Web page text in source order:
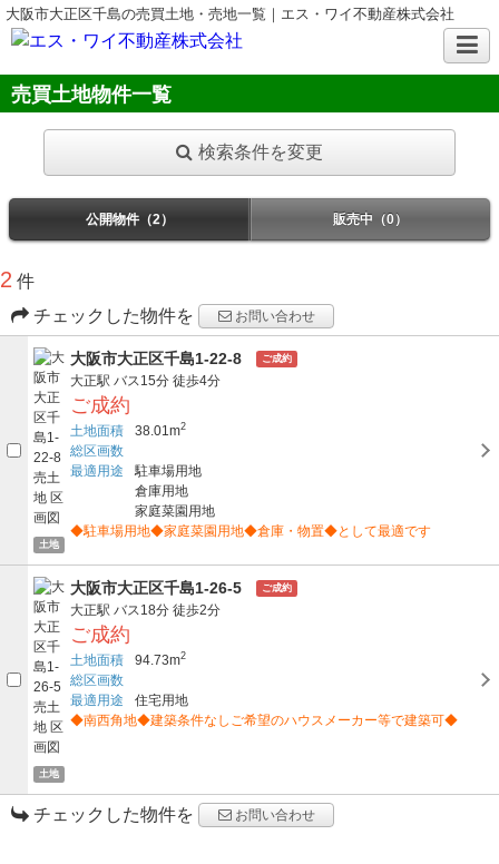
大阪市大正区千島の売買土地・売地一覧｜エス・ワイ不動産株式会社
売買土地物件一覧
検索条件を変更
公開物件（2） 販売中（0）
2 件
チェックした物件を
お問い合わせ
土地
大阪市大正区千島1-22-8 ご成約
大正駅 バス15分 徒歩4分
ご成約
土地面積 38.01m2
総区画数
最適用途
駐車場用地
倉庫用地
家庭菜園用地
◆駐車場用地◆家庭菜園用地◆倉庫・物置◆として最適です
土地
大阪市大正区千島1-26-5 ご成約
大正駅 バス18分 徒歩2分
ご成約
土地面積 94.73m2
総区画数
最適用途
住宅用地
◆南西角地◆建築条件なしご希望のハウスメーカー等で建築可◆
チェックした物件を お問い合わせ